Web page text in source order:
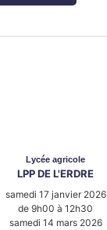
Lycée agricole
LPP DE L'ERDRE
samedi 17 janvier 2026
de 9h00 à 12h30
samedi 14 mars 2026